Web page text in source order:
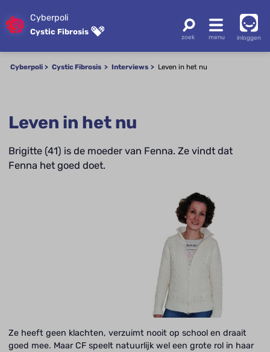
Cyberpoli
Cystic Fibrosis
inloggen
Cyberpoli Cystic Fibrosis Interviews Leven in het nu
Leven in het nu
Brigitte (41) is de moeder van Fenna. Ze vindt dat
Fenna het goed doet.
Ze heeft geen klachten, verzuimt nooit op school en draait
goed mee. Maar CF speelt natuurlijk wel een grote rol in haar